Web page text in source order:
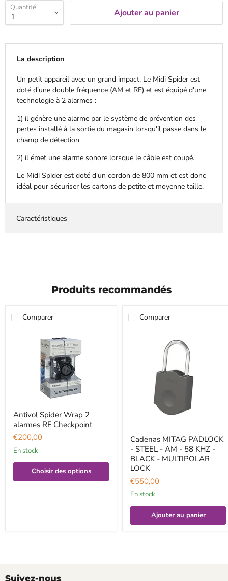
Quantité Ajouter au panier
La description
Un petit appareil avec un grand impact. Le Midi Spider est
doté d'une double fréquence (AM et RF) et est équipé d'une
technologie à 2 alarmes :
1) il génère une alarme par le système de prévention des
pertes installé à la sortie du magasin lorsqu'il passe dans le
champ de détection
2) il émet une alarme sonore lorsque le câble est coupé.
Le Midi Spider est doté d'un cordon de 800 mm et est donc
idéal pour sécuriser les cartons de petite et moyenne taille.
Caractéristiques
Produits recommandés
Comparer
Antivol Spider Wrap 2
alarmes RF Checkpoint
€200,00
En stock
Choisir des options
Comparer
Cadenas MITAG PADLOCK
- STEEL - AM - 58 KHZ -
BLACK - MULTIPOLAR
LOCK
€550,00
En stock
Ajouter au panier
Suivez-nous